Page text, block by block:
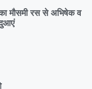
मौसमी रस से अभिषेक व
दुआएं